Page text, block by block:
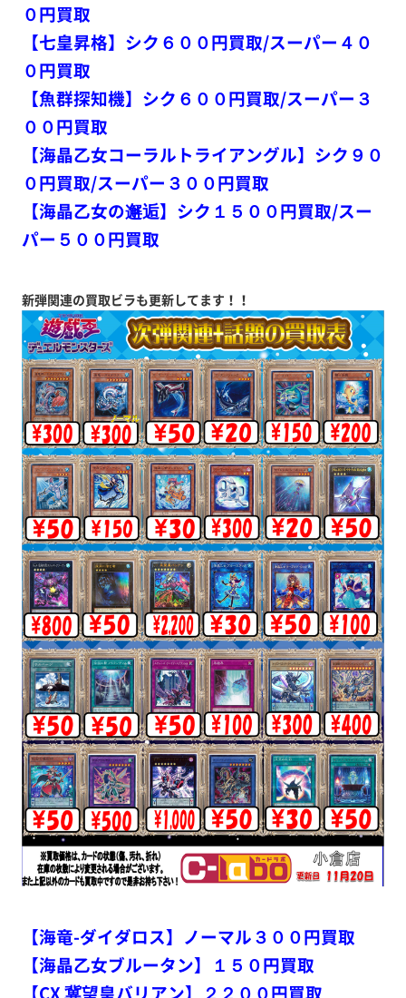
０円買取
【七皇昇格】シク６００円買取/スーパー４０
０円買取
【魚群探知機】シク６００円買取/スーパー３
００円買取
【海晶乙女コーラルトライアングル】シク９０
０円買取/スーパー３００円買取
【海晶乙女の邂逅】シク１５００円買取/スー
パー５００円買取
新弾関連の買取ビラも更新してます！！
【海竜-ダイダロス】ノーマル３００円買取
【海晶乙女ブルータン】１５０円買取
【CX 冀望皇バリアン】２２００円買取